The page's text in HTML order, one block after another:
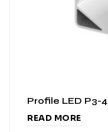
Profile LED P3-4
READ MORE